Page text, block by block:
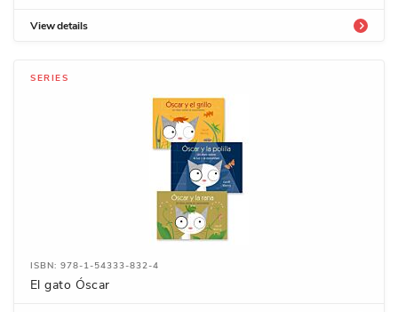
View details
SERIES
ISBN: 978-1-54333-832-4
El gato Óscar